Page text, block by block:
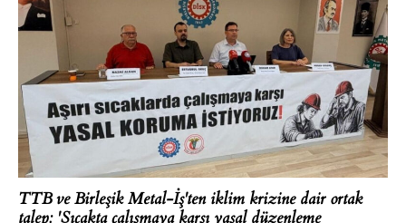
TTB ve Birleşik Metal-İş'ten iklim krizine dair ortak